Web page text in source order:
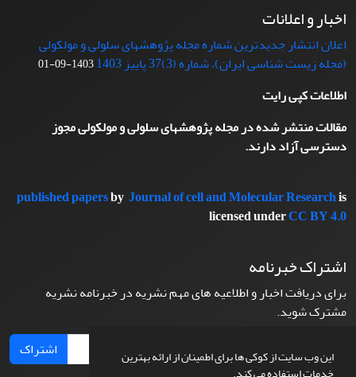
این وب سایت از کوکی ها برای اطمینان از ارائه بهترین
اخبار و اعلانات
اعلان انتشار جدیدترین شماره مجله پژوهشهای سلولی و مولکولی
(مجله زیست شناسی ایران)، شماره (3)37 پاییز 1403
1403-09-01
اطلاعات کپی رایت
مقالات منتشر شده در مجله پژوهشهای سلولی و مولکولی مجوز
دسترسی آزاد دارند.
published papersby Journal of cell and Molecular Researchis
licensed underCC BY 4.0
اشتراک خبرنامه
برای دریافت اخبار و اطلاعیه های مهم نشریه در خبرنامه نشریه
مشترک شوید.
اشتراک